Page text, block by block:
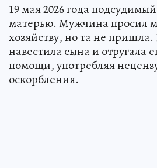
19 мая 2026 года
матерью. Мужчина просил
хозяйству, но та не
навестила сына и отругала
помощи, употребляя
оскорбления.